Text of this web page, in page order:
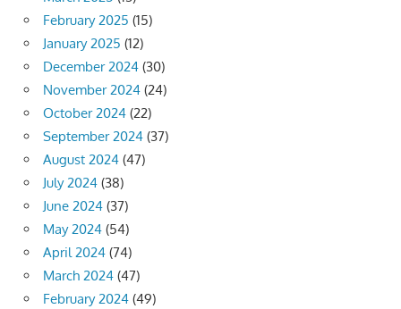
February 2025 (15)
January 2025 (12)
December 2024 (30)
November 2024 (24)
October 2024 (22)
September 2024 (37)
August 2024 (47)
July 2024 (38)
June 2024 (37)
May 2024 (54)
April 2024 (74)
March 2024 (47)
February 2024 (49)